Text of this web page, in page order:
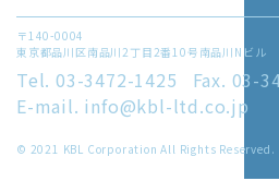
〒140-0004
東京都品川区南品川2丁目2番10号南品川Nビル
Tel. 03-3472-1425
Fax. 03-
E-mail. info@kbl-ltd.co.jp
© 2021 KBL Corporation All Rights Reserved.